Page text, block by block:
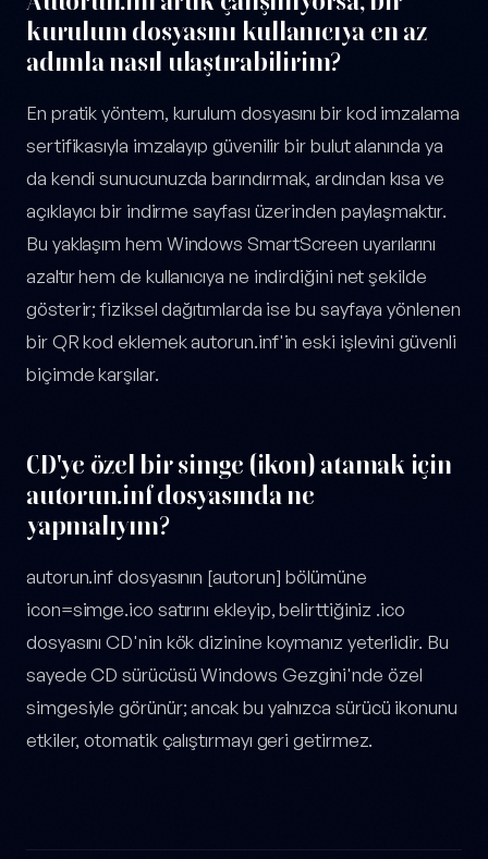
kurulum dosyasını kullanıcıya en az
adımla nasıl ulaştırabilirim?
En pratik yöntem, kurulum dosyasını bir kod imzalama
sertifikasıyla imzalayıp güvenilir bir bulut alanında ya
da kendi sunucunuzda barındırmak, ardından kısa ve
açıklayıcı bir indirme sayfası üzerinden paylaşmaktır.
Bu yaklaşım hem Windows SmartScreen uyarılarını
azaltır hem de kullanıcıya ne indirdiğini net şekilde
gösterir; fiziksel dağıtımlarda ise bu sayfaya yönlenen
bir QR kod eklemek autorun.inf'in eski işlevini güvenli
biçimde karşılar.
CD'ye özel bir simge (ikon) atamak için
autorun.inf dosyasında ne
yapmalıyım?
autorun.inf dosyasının [autorun] bölümüne
icon=simge.ico satırını ekleyip, belirttiğiniz .ico
dosyasını CD'nin kök dizinine koymanız yeterlidir. Bu
sayede CD sürücüsü Windows Gezgini'nde özel
simgesiyle görünür; ancak bu yalnızca sürücü ikonunu
etkiler, otomatik çalıştırmayı geri getirmez.